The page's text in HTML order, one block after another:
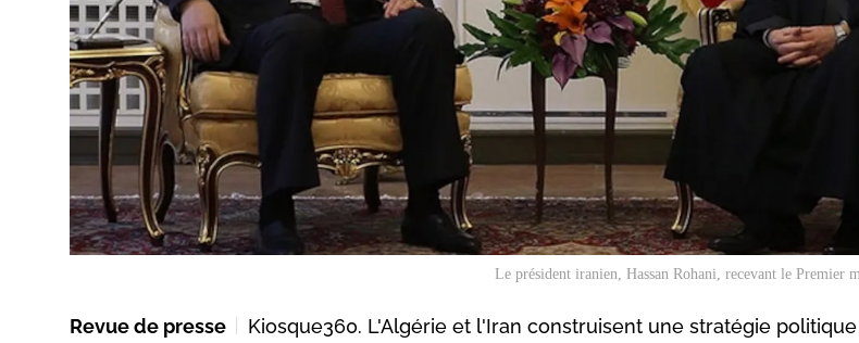
Le président iranien, Hassan Rohani, recevant le Premier
Revue de presse
Kiosque360. L'Algérie et l'Iran construisent une stratégie